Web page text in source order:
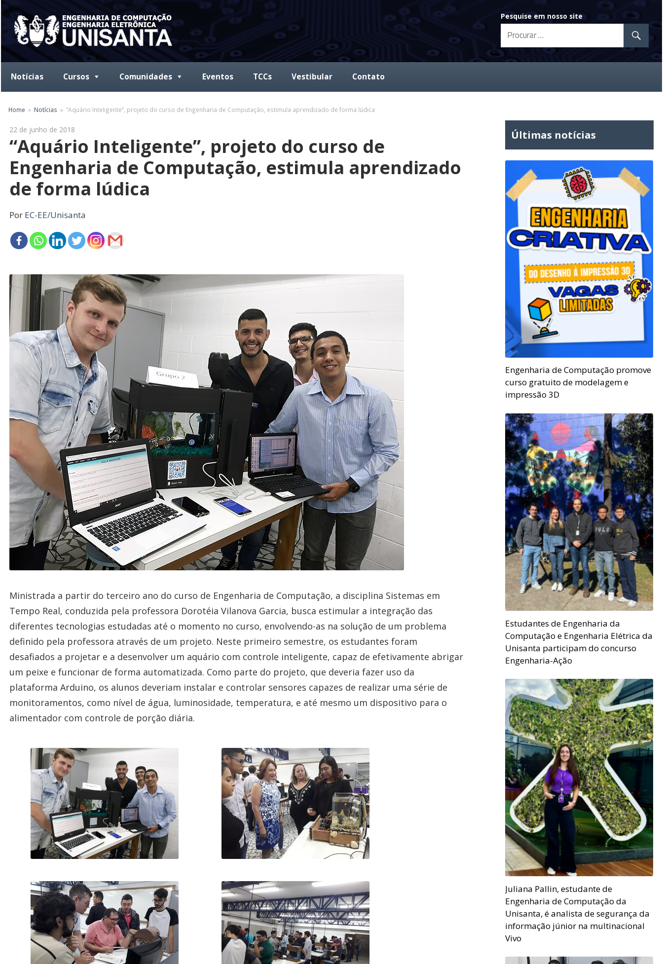
Skip
to
content
Pesquise em nosso site
Notícias Cursos Comunidades Eventos TCCs Vestibular Contato
Home Notícias “Aquário Inteligente”, projeto do curso de Engenharia de Computação, estimula aprendizado de forma lúdica
22 de junho de 2018
“Aquário Inteligente”, projeto do curso de
Engenharia de Computação, estimula aprendizado
de forma lúdica
Por EC-EE/Unisanta
Ministrada a partir do terceiro ano do curso de Engenharia de Computação, a disciplina Sistemas em
Tempo Real, conduzida pela professora Dorotéia Vilanova Garcia, busca estimular a integração das
diferentes tecnologias estudadas até o momento no curso, envolvendo-as na solução de um problema
definido pela professora através de um projeto. Neste primeiro semestre, os estudantes foram
desafiados a projetar e a desenvolver um aquário com controle inteligente, capaz de efetivamente abrigar
um peixe e funcionar de forma automatizada. Como parte do projeto, que deveria fazer uso da
plataforma Arduino, os alunos deveriam instalar e controlar sensores capazes de realizar uma série de
monitoramentos, como nível de água, luminosidade, temperatura, e até mesmo um dispositivo para o
alimentador com controle de porção diária.
Últimas notícias
Engenharia de Computação promove
curso gratuito de modelagem e
impressão 3D
Estudantes de Engenharia da
Computação e Engenharia Elétrica da
Unisanta participam do concurso
Engenharia-Ação
Juliana Pallin, estudante de
Engenharia de Computação da
Unisanta, é analista de segurança da
informação júnior na multinacional
Vivo